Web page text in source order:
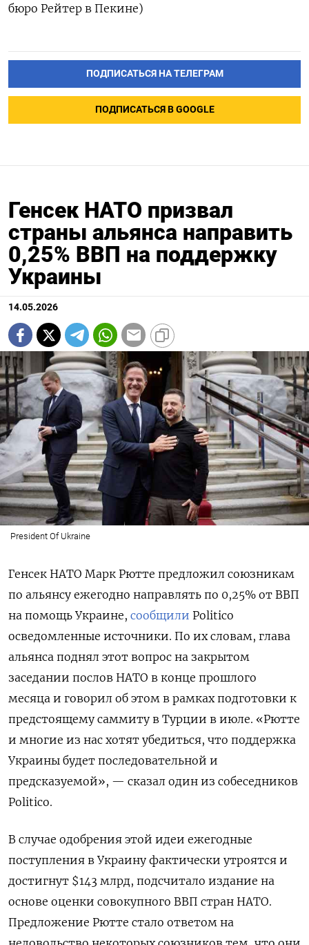
бюро Рейтер в Пекине)
ПОДПИСАТЬСЯ НА ТЕЛЕГРАМ
ПОДПИСАТЬСЯ В GOOGLE
Генсек НАТО призвал
страны альянса направить
0,25% ВВП на поддержку
Украины
14.05.2026
President Of Ukraine
Генсек НАТО Марк Рютте предложил союзникам
по альянсу ежегодно направлять по 0,25% от ВВП
на помощь Украине, сообщили Politico
осведомленные источники. По их словам, глава
альянса поднял этот вопрос на закрытом
заседании послов НАТО в конце прошлого
месяца и говорил об этом в рамках подготовки к
предстоящему саммиту в Турции в июле. «Рютте
и многие из нас хотят убедиться, что поддержка
Украины будет последовательной и
предсказуемой», — сказал один из собеседников
Politico.
В случае одобрения этой идеи ежегодные
поступления в Украину фактически утроятся и
достигнут $143 млрд, подсчитало издание на
основе оценки совокупного ВВП стран НАТО.
Предложение Рютте стало ответом на